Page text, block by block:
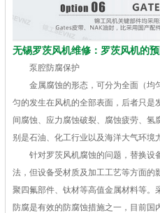
无锡罗茨风机维修：罗茨风机的
泵腔防腐保护
金属腐蚀的形态，可分为全面（均
匀的发生在风机的全部表面，后者只是
间腐蚀、应力腐蚀破裂、腐蚀疲劳、
别是石油、化工行业以及海洋大气环境
针对罗茨风机腐蚀的问题，替换设
法，但设备受材质及加工工艺等方面的
聚四氟部件、钛材等高值金属材料等。
防腐是有效的防腐蚀措施之一，目前国